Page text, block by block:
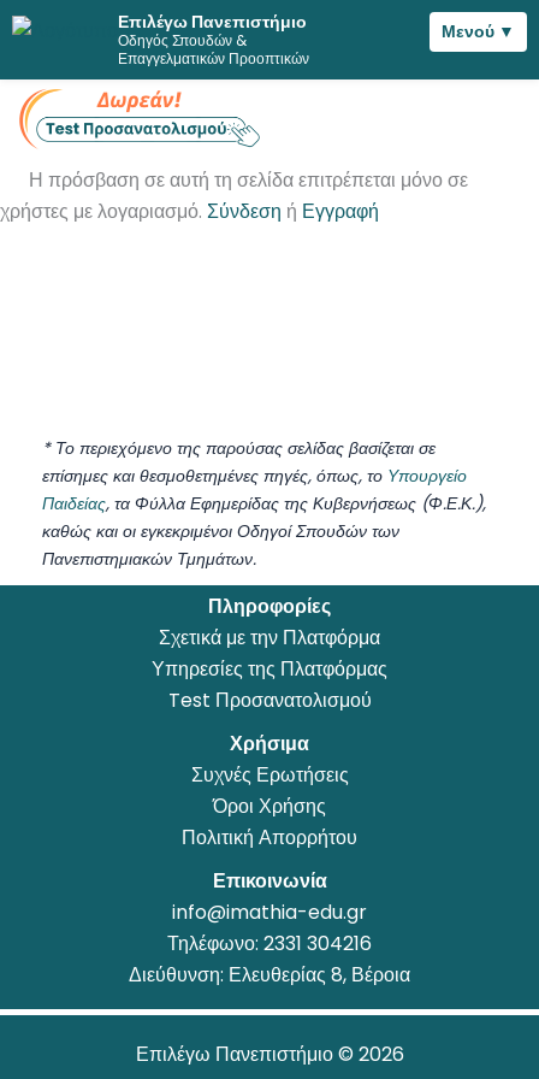
στο
περιεχόμενο
Η πρόσβαση σε αυτή τη σελίδα επιτρέπεται μόνο σε
χρήστες με λογαριασμό. Σύνδεση ή Εγγραφή
* Το περιεχόμενο της παρούσας σελίδας βασίζεται σε
επίσημες και θεσμοθετημένες πηγές, όπως, το Υπουργείο
Παιδείας, τα Φύλλα Εφημερίδας της Κυβερνήσεως (Φ.Ε.Κ.),
καθώς και οι εγκεκριμένοι Οδηγοί Σπουδών των
Πανεπιστημιακών Τμημάτων.
Πληροφορίες
Σχετικά με την Πλατφόρμα
Υπηρεσίες της Πλατφόρμας
Test Προσανατολισμού
Χρήσιμα
Συχνές Ερωτήσεις
Όροι Χρήσης
Πολιτική Απορρήτου
Επικοινωνία
info@imathia-edu.gr
Τηλέφωνο: 2331 304216
Διεύθυνση: Ελευθερίας 8, Βέροια
Επιλέγω Πανεπιστήμιο © 2026
Επιλέγω Πανεπιστήμιο
Οδηγός Σπουδών &
Επαγγελματικών Προοπτικών
Μενού ▼